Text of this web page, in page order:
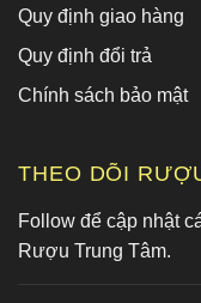
Quy định giao hàng
Quy định đổi trả
Chính sách bảo mật
THEO DÕI
Follow để cập nhật
Rượu Trung Tâm.